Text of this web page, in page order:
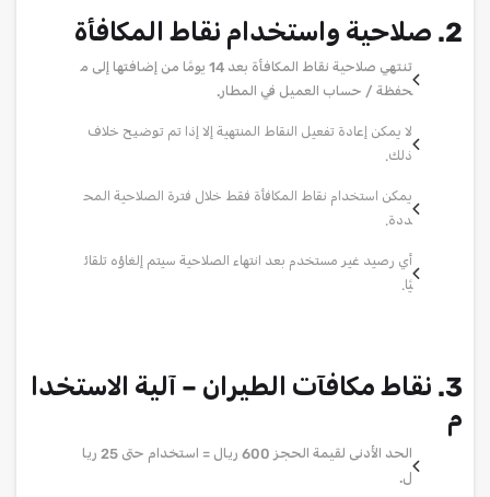
2. صلاحية واستخدام نقاط المكافأة
تنتهي صلاحية نقاط المكافأة بعد 14 يومًا من إضافتها إلى م
حفظة / حساب العميل في المطار.
لا يمكن إعادة تفعيل النقاط المنتهية إلا إذا تم توضيح خلاف
ذلك.
يمكن استخدام نقاط المكافأة فقط خلال فترة الصلاحية المح
ددة.
أي رصيد غير مستخدم بعد انتهاء الصلاحية سيتم إلغاؤه تلقائ
يًا.
3. نقاط مكافآت الطيران – آلية الاستخدا
م
الحد الأدنى لقيمة الحجز 600 ريال = استخدام حتى 25 ريا
ل.